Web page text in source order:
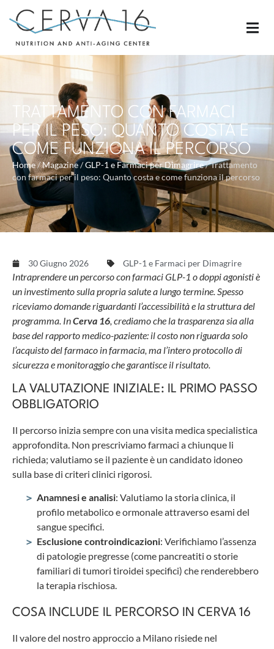
TRATTAMENTO CON FARMACI
PER IL PESO: QUANTO COSTA E
COME FUNZIONA IL PERCORSO
Home/Magazine/GLP-1 e Farmaci per Dimagrire/Trattamento
con farmaci per il peso: Quanto costa e come funziona il percorso
30 Giugno 2026 GLP-1 e Farmaci per Dimagrire
Intraprendere un percorso con farmaci GLP-1 o doppi agonisti è
un investimento sulla propria salute a lungo termine. Spesso
riceviamo domande riguardanti l’accessibilità e la struttura del
programma. InCerva 16, crediamo che la trasparenza sia alla
base del rapporto medico-paziente: il costo non riguarda solo
l’acquisto del farmaco in farmacia, ma l’intero protocollo di
sicurezza e monitoraggio che garantisce il risultato.
LA VALUTAZIONE INIZIALE: IL PRIMO PASSO
OBBLIGATORIO
Il percorso inizia sempre con una visita medica specialistica
approfondita. Non prescriviamo farmaci a chiunque li
richieda; valutiamo se il paziente è un candidato idoneo
sulla base di criteri clinici rigorosi.
Anamnesi e analisi: Valutiamo la storia clinica, il
profilo metabolico e ormonale attraverso esami del
sangue specifici.
Esclusione controindicazioni: Verifichiamo l’assenza
di patologie pregresse (come pancreatiti o storie
familiari di tumori tiroidei specifici) che renderebbero
la terapia rischiosa.
COSA INCLUDE IL PERCORSO IN CERVA 16
Il valore del nostro approccio a Milano risiede nel